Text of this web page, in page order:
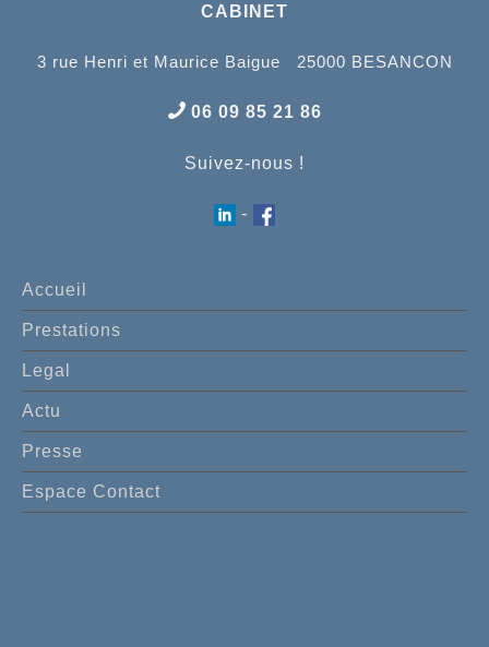
CABINET
3 rue Henri et Maurice Baigue 25000 BESANCON
06 09 85 21 86
Suivez-nous !
-
Accueil
Prestations
Legal
Actu
Presse
Espace Contact